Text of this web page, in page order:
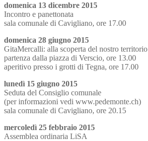
domenica 13 dicembre 2015
Incontro e panettonata
sala comunale di Cavigliano, ore 17.00
domenica 28 giugno 2015
GitaMercalli: alla scoperta del nostro territorio
partenza dalla piazza di Verscio, ore 13.00
aperitivo presso i grotti di Tegna, ore 17.00
lunedì 15 giugno 2015
Seduta del Consiglio comunale
(per informazioni vedi www.pedemonte.ch)
sala comunale di Cavigliano, ore 20.15
mercoledì 25 febbraio 2015
Assemblea ordinaria LiSA